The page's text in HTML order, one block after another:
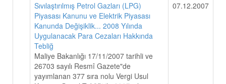
Sıvılaştırılmış Petrol Gazları (LPG)
Piyasası Kanunu ve Elektrik Piyasası
Kanunda Değişiklik... 2008 Yılında
Uygulanacak Para Cezaları Hakkında
Tebliğ
Maliye Bakanlığı 17/11/2007 tarihli ve
26703 sayılı Resmî Gazete"de
yayımlanan 377 sıra nolu Vergi Usul
07.12.2007